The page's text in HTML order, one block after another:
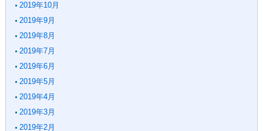
2019年10月
2019年9月
2019年8月
2019年7月
2019年6月
2019年5月
2019年4月
2019年3月
2019年2月